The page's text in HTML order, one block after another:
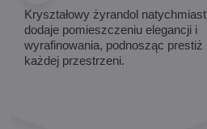
Kryształowy żyrandol natychmiast
dodaje pomieszczeniu elegancji i
wyrafinowania, podnosząc prestiż
każdej przestrzeni.